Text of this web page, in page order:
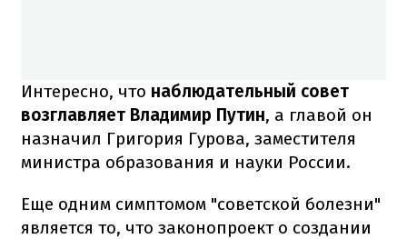
Интересно, что наблюдательный совет
возглавляет Владимир Путин, а главой он
назначил Григория Гурова, заместителя
министра образования и науки России.
Еще одним симптомом "советской болезни"
является то, что законопроект о создании